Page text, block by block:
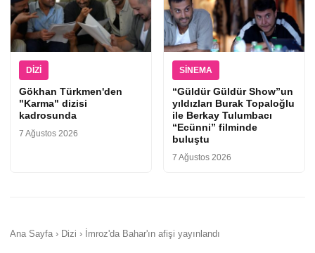
DIZI
Gökhan Türkmen'den
"Karma" dizisi
kadrosunda
7 Ağustos 2026
SINEMA
“Güldür Güldür Show”un
yıldızları Burak Topaloğlu
ile Berkay Tulumbacı
“Ecünni” filminde
buluştu
7 Ağustos 2026
Ana Sayfa › Dizi › İmroz'da Bahar'ın afişi yayınlandı